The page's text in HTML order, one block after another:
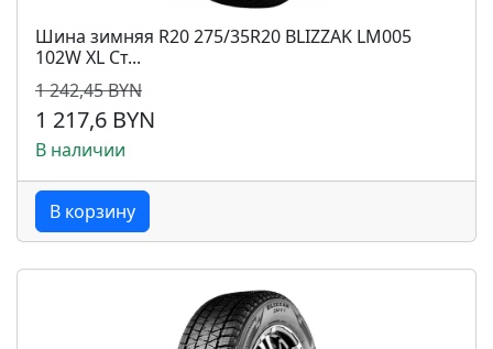
Шина зимняя R20 275/35R20 BLIZZAK LM005
102W XL Ст...
1 242,45 BYN
1 217,6 BYN
В наличии
В корзину